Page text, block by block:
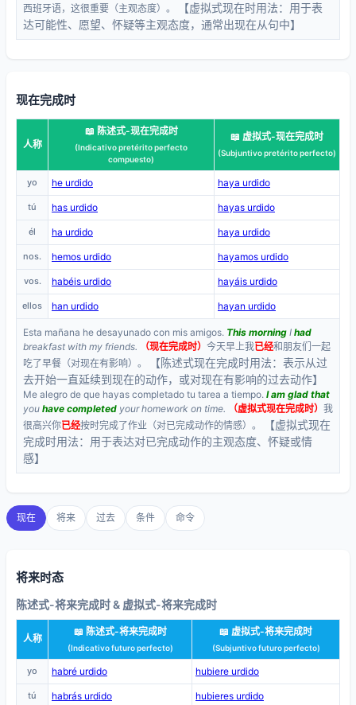
西班牙语，这很重要（主观态度）。
【虚拟式现在时用法：用于表
达可能性、愿望、怀疑等主观态度，通常出现在从句中】
现在完成时
人称
📖 陈述式-现在完成时
(Indicativo pretérito perfecto
compuesto)
📖 虚拟式-现在完成时
(Subjuntivo pretérito perfecto)
yo he urdido haya urdido
tú has urdido hayas urdido
él ha urdido haya urdido
nos. hemos urdido hayamos urdido
vos. habéis urdido hayáis urdido
ellos han urdido hayan urdido
Esta mañana he desayunado con mis amigos. This morning I had
breakfast with my friends.
（现在完成时） 今天早上我已经和朋友们一起
吃了早餐（对现在有影响）。
【陈述式现在完成时用法：表示从过
去开始一直延续到现在的动作，或对现在有影响的过去动作】
Me alegro de que hayas completado tu tarea a tiempo. I am glad that
you have completed your homework on time. （虚拟式现在完成时） 我
很高兴你已经按时完成了作业（对已完成动作的情感）。
【虚拟式现在
完成时用法：用于表达对已完成动作的主观态度、怀疑或情
感】
现在 将来 过去 条件 命令
将来时态
陈述式-将来完成时 & 虚拟式-将来完成时
人称
📖 陈述式-将来完成时
(Indicativo futuro perfecto)
📖 虚拟式-将来完成时
(Subjuntivo futuro perfecto)
yo habré urdido hubiere urdido
tú habrás urdido hubieres urdido